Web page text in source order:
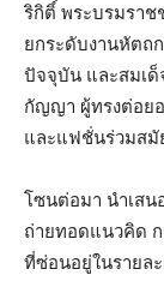
ริกิติ์ พระบรมรา
ยกระดับงานหัตถ
ปัจจุบัน และสมเด็
กัญญา ผู้ทรงต่อย
และแฟชั่นร่วมสมั
โซนต่อมา นําเส
ถ่ายทอดแนวคิด
ที่ซ่อนอยู่ในรายล